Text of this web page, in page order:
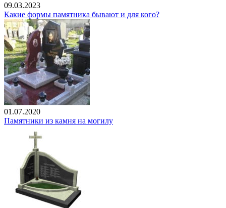
09.03.2023
Какие формы памятника бывают и для кого?
01.07.2020
Памятники из камня на могилу